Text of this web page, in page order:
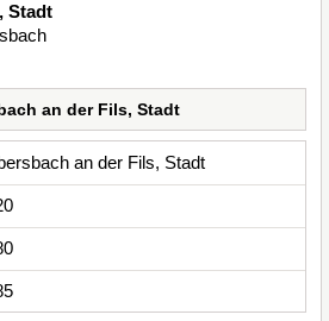
Stadt
an der Fils, Stadt
an der Fils, Stadt